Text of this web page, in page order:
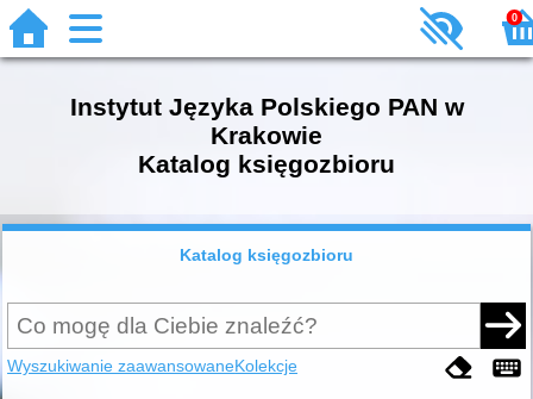
0
Instytut Języka Polskiego PAN w
Krakowie
Katalog księgozbioru
Katalog księgozbioru
Wyszukiwanie zaawansowaneKolekcje